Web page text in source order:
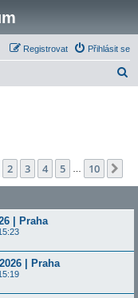
Přihlásit se
Registrovat
z 10
2 3 4 5 10
| Praha
| Praha